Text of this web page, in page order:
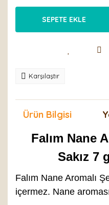
SEPETE EKLE
Karşılaştır
Ürün Bilgisi
Falım Nane
Sakız 7
Falım Nane Aromalı
içermez. Nane